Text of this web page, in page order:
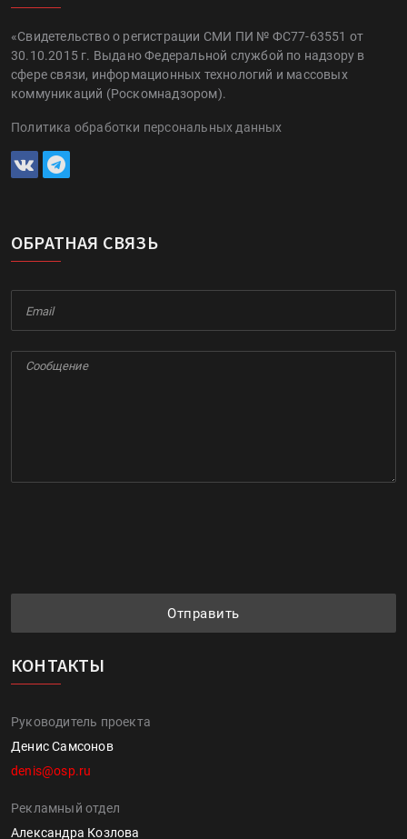
«Свидетельство о регистрации СМИ ПИ № ФС77-63551 от
30.10.2015 г. Выдано Федеральной службой по надзору в
сфере связи, информационных технологий и массовых
коммуникаций (Роскомнадзором).
Политика обработки персональных данных
ОБРАТНАЯ СВЯЗЬ
Отправить
КОНТАКТЫ
Руководитель проекта
Денис Самсонов
denis@osp.ru
Рекламный отдел
Александра Козлова